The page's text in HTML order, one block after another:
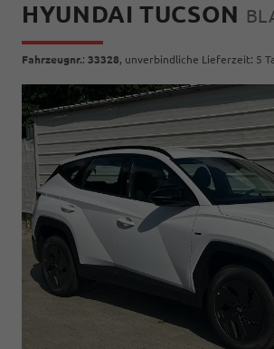
HYUNDAI TUCSON
Fahrzeugnr.: 33328, unverbindliche Lieferzeit: 5